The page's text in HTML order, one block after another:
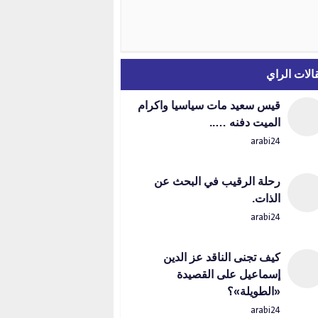
الراي
قيس سعيد مات سياسيا واكرام
الميت دفنه …..
arabi24
رحلة الرقيب في البحث عن
الذات.
arabi24
كيف تجنى الناقد عز الدين
إسماعيل على القصيدة
«الطويلة»؟
arabi24